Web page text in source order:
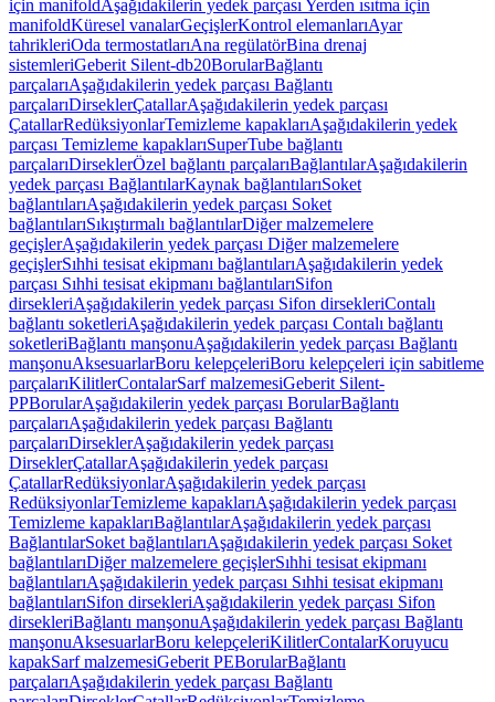
için manifoldAşağıdakilerin yedek parçası Yerden ısıtma için
manifoldKüresel vanalarGeçişlerKontrol elemanlarıAyar
tahrikleriOda termostatlarıAna regülatörBina drenaj
sistemleriGeberit Silent-db20BorularBağlantı
parçalarıAşağıdakilerin yedek parçası Bağlantı
parçalarıDirseklerÇatallarAşağıdakilerin yedek parçası
ÇatallarRedüksiyonlarTemizleme kapaklarıAşağıdakilerin yedek
parçası Temizleme kapaklarıSuperTube bağlantı
parçalarıDirseklerÖzel bağlantı parçalarıBağlantılarAşağıdakilerin
yedek parçası BağlantılarKaynak bağlantılarıSoket
bağlantılarıAşağıdakilerin yedek parçası Soket
bağlantılarıSıkıştırmalı bağlantılarDiğer malzemelere
geçişlerAşağıdakilerin yedek parçası Diğer malzemelere
geçişlerSıhhi tesisat ekipmanı bağlantılarıAşağıdakilerin yedek
parçası Sıhhi tesisat ekipmanı bağlantılarıSifon
dirsekleriAşağıdakilerin yedek parçası Sifon dirsekleriContalı
bağlantı soketleriAşağıdakilerin yedek parçası Contalı bağlantı
soketleriBağlantı manşonuAşağıdakilerin yedek parçası Bağlantı
manşonuAksesuarlarBoru kelepçeleriBoru kelepçeleri için sabitleme
parçalarıKilitlerContalarSarf malzemesiGeberit Silent-
PPBorularAşağıdakilerin yedek parçası BorularBağlantı
parçalarıAşağıdakilerin yedek parçası Bağlantı
parçalarıDirseklerAşağıdakilerin yedek parçası
DirseklerÇatallarAşağıdakilerin yedek parçası
ÇatallarRedüksiyonlarAşağıdakilerin yedek parçası
RedüksiyonlarTemizleme kapaklarıAşağıdakilerin yedek parçası
Temizleme kapaklarıBağlantılarAşağıdakilerin yedek parçası
BağlantılarSoket bağlantılarıAşağıdakilerin yedek parçası Soket
bağlantılarıDiğer malzemelere geçişlerSıhhi tesisat ekipmanı
bağlantılarıAşağıdakilerin yedek parçası Sıhhi tesisat ekipmanı
bağlantılarıSifon dirsekleriAşağıdakilerin yedek parçası Sifon
dirsekleriBağlantı manşonuAşağıdakilerin yedek parçası Bağlantı
manşonuAksesuarlarBoru kelepçeleriKilitlerContalarKoruyucu
kapakSarf malzemesiGeberit PEBorularBağlantı
parçalarıAşağıdakilerin yedek parçası Bağlantı